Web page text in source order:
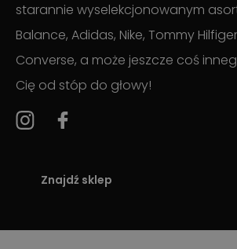
starannie wyselekcjonowanym
Balance, Adidas, Nike, Tommy
Converse, a może jeszcze coś
Cię od stóp do głowy!
Znajdź sklep